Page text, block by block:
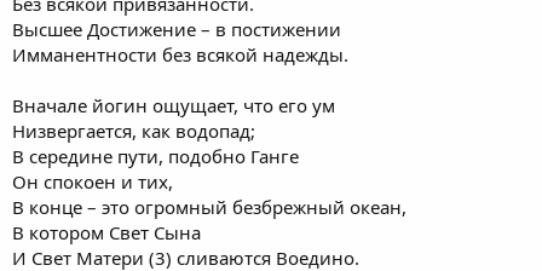
Высшее Достижение – в постижении
Имманентности без всякой надежды.
Вначале йогин ощущает, что его ум
Низвергается, как водопад;
В середине пути, подобно Ганге
Он спокоен и тих,
В конце – это огромный безбрежный океан,
В котором Свет Сына
И Свет Матери (3) сливаются Воедино.